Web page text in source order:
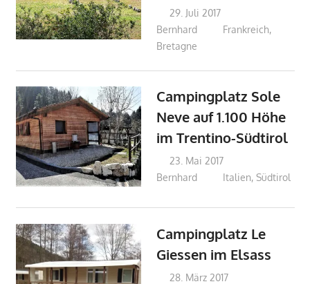
29. Juli 2017
Bernhard
Frankreich,
Bretagne
Campingplatz Sole
Neve auf 1.100 Höhe
im Trentino-Südtirol
23. Mai 2017
Bernhard
Italien,Südtirol
Campingplatz Le
Giessen im Elsass
28. März 2017